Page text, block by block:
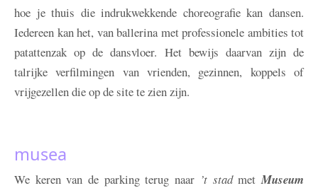
hoe je thuis die indrukwekkende choreografie kan dansen.
Iedereen kan het, van ballerina met professionele ambities tot
patattenzak op de dansvloer. Het bewijs daarvan zijn de
talrijke verfilmingen van vrienden, gezinnen, koppels of
vrijgezellen die op de site te zien zijn.
musea
We keren van de parking terug naar ’t stadmetMuseum